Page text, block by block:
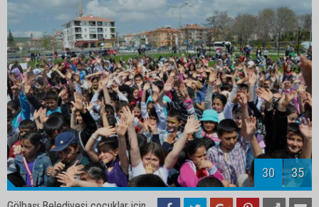
32 35
Gölbaşı Belediyesi çocuklar için